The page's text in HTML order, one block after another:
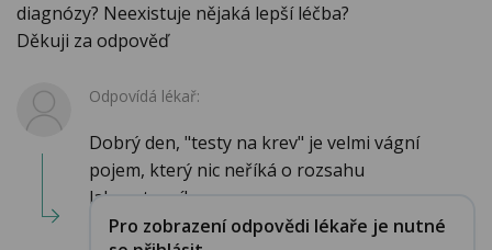
diagnózy? Neexistuje nějaká lepší léčba?
Děkuji za odpověď
Odpovídá lékař:
Dobrý den, "testy na krev" je velmi vágní
pojem, který nic neříká o rozsahu
laboratorního vy...
Pro zobrazení odpovědi lékaře je nutné